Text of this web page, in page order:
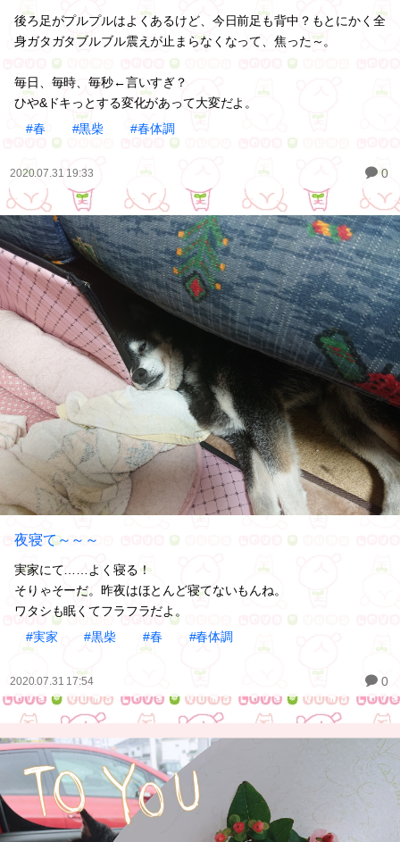
後ろ足がプルプルはよくあるけど、今日前足も背中？もとにかく全
身ガタガタブルブル震えが止まらなくなって、焦った～。
毎日、毎時、毎秒←言いすぎ？
ひや&ドキっとする変化があって大変だよ。
#春
#黒柴 #春体調
2020.07.31 19:33 0
夜寝て～～～
実家にて……よく寝る！
そりゃそーだ。昨夜はほとんど寝てないもんね。
ワタシも眠くてフラフラだよ。
#実家
#黒柴 #春 #春体調
2020.07.31 17:54 0